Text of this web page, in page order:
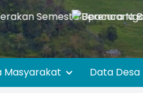
Masyarakat Data Desa